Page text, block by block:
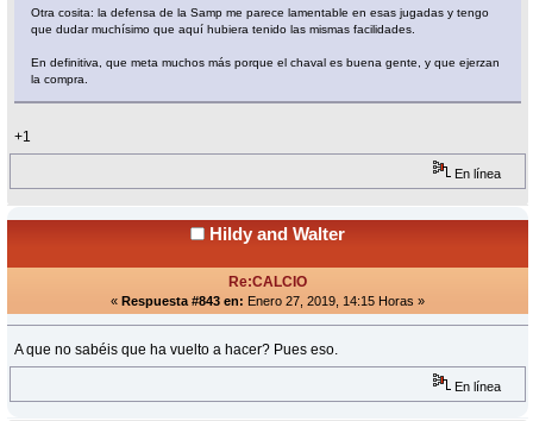
Otra cosita: la defensa de la Samp me parece lamentable en esas jugadas y tengo
que dudar muchísimo que aquí hubiera tenido las mismas facilidades.
En definitiva, que meta muchos más porque el chaval es buena gente, y que ejerzan
la compra.
+1
En línea
Hildy and Walter
Re:CALCIO
« Respuesta #843 en: Enero 27, 2019, 14:15 Horas »
A que no sabéis que ha vuelto a hacer? Pues eso.
En línea